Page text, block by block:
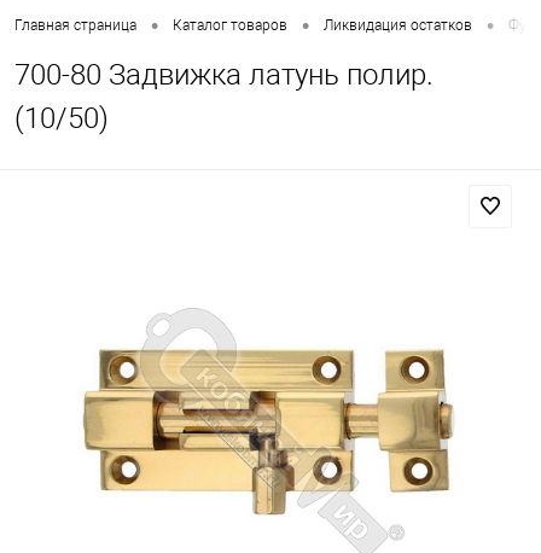
Главная страница • Каталог товаров • Ликвидация остатков •
700-80 Задвижка латунь полир.
(10/50)